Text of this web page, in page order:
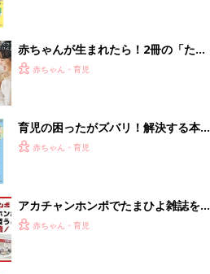
赤ちゃんが生まれたら！2冊の「たま
ひよ」
赤ちゃん・育児
育児の困ったがズバリ！解決する本
『ひよこクラブ 夏号』 4カ月～2才
赤ちゃん・育児
アカチャンホンポでたまひよ雑誌を買
うとポイント10倍【期間限定】
赤ちゃん・育児